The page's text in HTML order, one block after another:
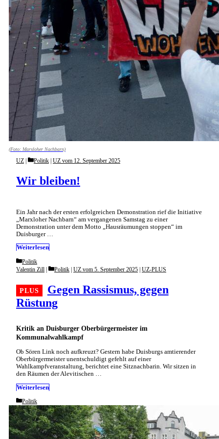
(Foto: Marxloher Nachbarn)
Wir bleiben!
UZ Categories
Politik UZ vom 12. September 2025
Ein Jahr nach der ersten erfolgreichen Demonstration rief die Initiative
„Marxloher Nachbarn“ am vergangenen Samstag zu einer
Demonstration unter dem Motto „Hausräumungen stoppen“ im
Duisburger …
Weiterlesen
Categories
Politik
Kritik an Duisburger Oberbürgermeister im
Kommunalwahlkampf
Gegen Rassismus, gegen
Rüstung
Valentin Zill Categories
Politik UZ vom 5. September 2025 UZ-PLUS
Ob Sören Link noch aufkreuzt? Gestern habe Duisburgs amtierender
Oberbürgermeister unentschuldigt gefehlt auf einer
Wahlkampfveranstaltung, berichtet eine Sitznachbarin. Wir sitzen in
den Räumen der Alevitischen …
Weiterlesen
Categories
Politik